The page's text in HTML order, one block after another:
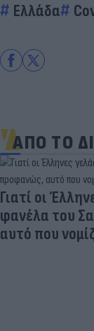
Ελλάδα
ΑΠΟ ΤΟ
Γιατί οι
φανέλα του
αυτό που